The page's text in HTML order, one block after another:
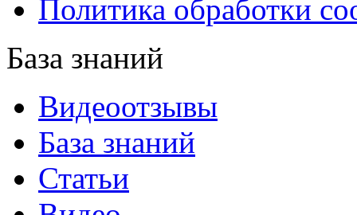
Политика обработки
База знаний
Видеоотзывы
База знаний
Статьи